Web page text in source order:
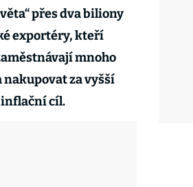
přes dva biliony
exportéry, kteří
mnoho
nakupovat za vyšší
inflační cíl.